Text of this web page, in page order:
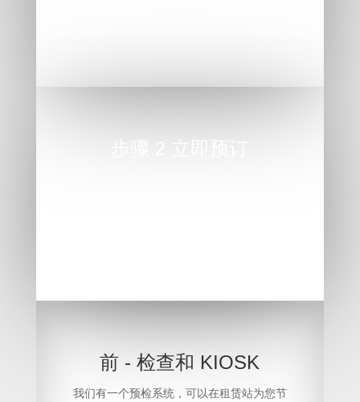
前 - 检查和 KIOSK
我们有一个预检系统，可以在租赁站为您节